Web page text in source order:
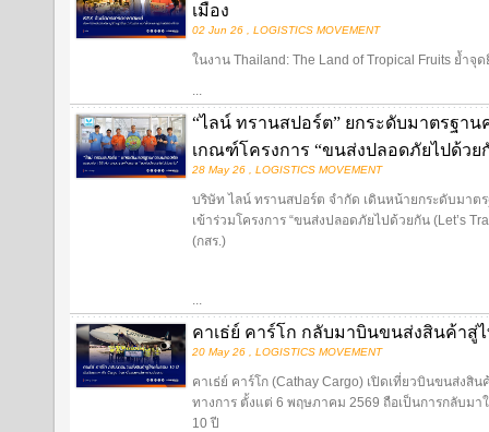
เมือง
02 Jun 26 , LOGISTICS MOVEMENT
ในงาน Thailand: The Land of Tropical Fruits ย้ำ
...
“ไลน์ ทรานสปอร์ต” ยกระดับมาตรฐา
เกณฑ์โครงการ “ขนส่งปลอดภัยไปด้วย
28 May 26 , LOGISTICS MOVEMENT
บริษัท ไลน์ ทรานสปอร์ต จำกัด เดินหน้ายกระดับมา
เข้าร่วมโครงการ “ขนส่งปลอดภัยไปด้วยกัน (Let’s
(กสร.)
...
คาเธ่ย์ คาร์โก กลับมาบินขนส่งสินค้าสู่
20 May 26 , LOGISTICS MOVEMENT
คาเธ่ย์ คาร์โก (Cathay Cargo) เปิดเที่ยวบินขนส่งสิ
ทางการ ตั้งแต่ 6 พฤษภาคม 2569 ถือเป็นการกลับม
10 ปี